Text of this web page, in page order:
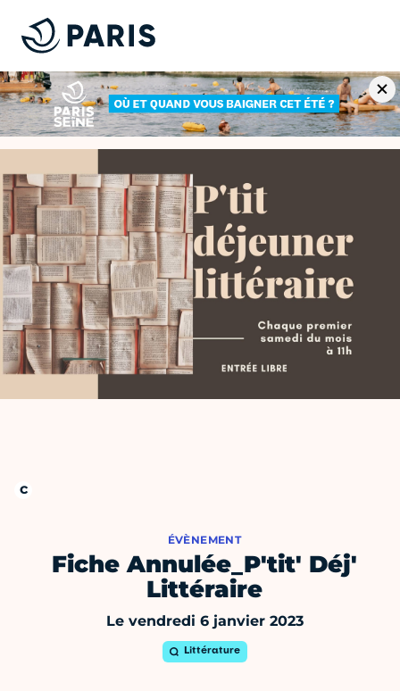
ÉVÈNEMENT
Fiche Annulée_P'tit' Déj'
Littéraire
Le vendredi 6 janvier 2023
Littérature